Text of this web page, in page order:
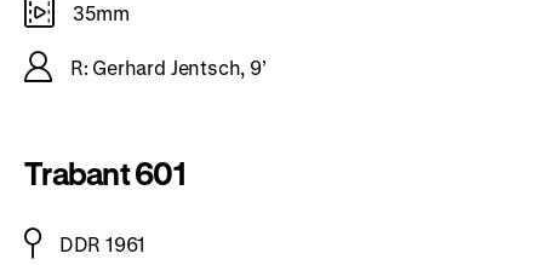
35mm
R: Gerhard Jentsch, 9’
Trabant 601
DDR 1961